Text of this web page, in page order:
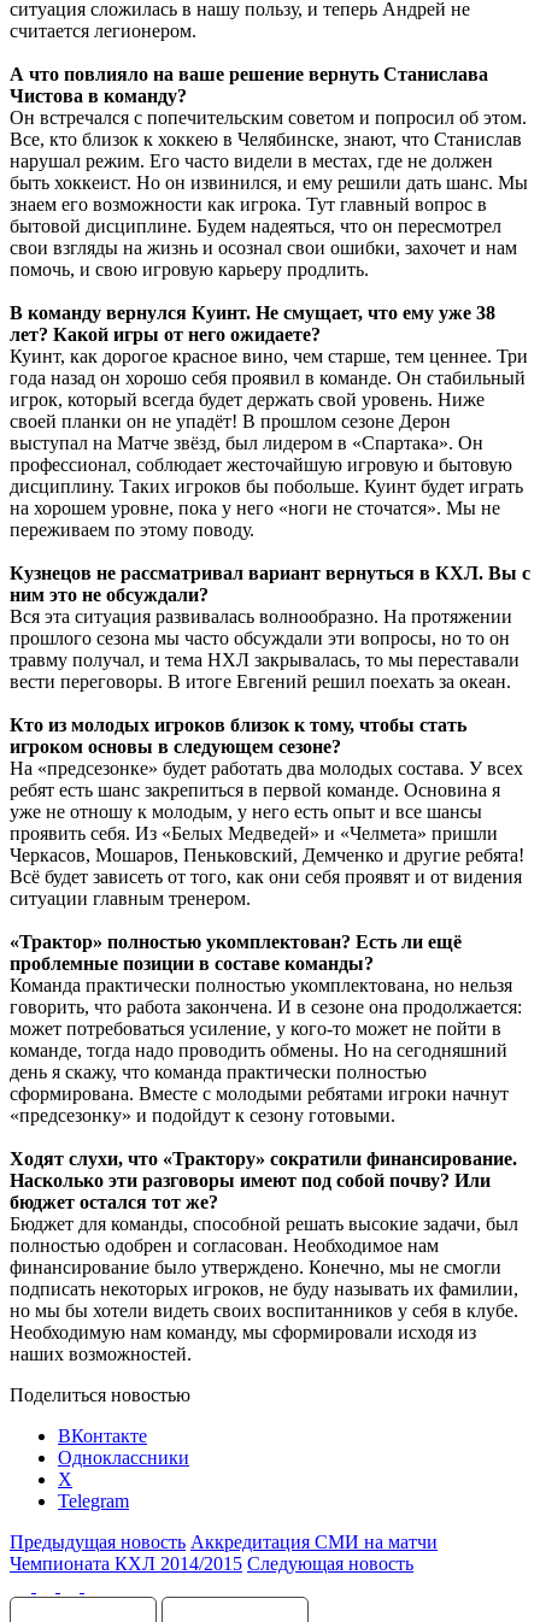
ситуация сложилась в нашу пользу, и теперь Андрей не
считается легионером.
А что повлияло на ваше решение вернуть Станислава
Чистова в команду?
Он встречался с попечительским советом и попросил об этом.
Все, кто близок к хоккею в Челябинске, знают, что Станислав
нарушал режим. Его часто видели в местах, где не должен
быть хоккеист. Но он извинился, и ему решили дать шанс. Мы
знаем его возможности как игрока. Тут главный вопрос в
бытовой дисциплине. Будем надеяться, что он пересмотрел
свои взгляды на жизнь и осознал свои ошибки, захочет и нам
помочь, и свою игровую карьеру продлить.
В команду вернулся Куинт. Не смущает, что ему уже 38
лет? Какой игры от него ожидаете?
Куинт, как дорогое красное вино, чем старше, тем ценнее. Три
года назад он хорошо себя проявил в команде. Он стабильный
игрок, который всегда будет держать свой уровень. Ниже
своей планки он не упадёт! В прошлом сезоне Дерон
выступал на Матче звёзд, был лидером в «Спартака». Он
профессионал, соблюдает жесточайшую игровую и бытовую
дисциплину. Таких игроков бы побольше. Куинт будет играть
на хорошем уровне, пока у него «ноги не сточатся». Мы не
переживаем по этому поводу.
Кузнецов не рассматривал вариант вернуться в КХЛ. Вы с
ним это не обсуждали?
Вся эта ситуация развивалась волнообразно. На протяжении
прошлого сезона мы часто обсуждали эти вопросы, но то он
травму получал, и тема НХЛ закрывалась, то мы переставали
вести переговоры. В итоге Евгений решил поехать за океан.
Кто из молодых игроков близок к тому, чтобы стать
игроком основы в следующем сезоне?
На «предсезонке» будет работать два молодых состава. У всех
ребят есть шанс закрепиться в первой команде. Основина я
уже не отношу к молодым, у него есть опыт и все шансы
проявить себя. Из «Белых Медведей» и «Челмета» пришли
Черкасов, Мошаров, Пеньковский, Демченко и другие ребята!
Всё будет зависеть от того, как они себя проявят и от видения
ситуации главным тренером.
«Трактор» полностью укомплектован? Есть ли ещё
проблемные позиции в составе команды?
Команда практически полностью укомплектована, но нельзя
говорить, что работа закончена. И в сезоне она продолжается:
может потребоваться усиление, у кого-то может не пойти в
команде, тогда надо проводить обмены. Но на сегодняшний
день я скажу, что команда практически полностью
сформирована. Вместе с молодыми ребятами игроки начнут
«предсезонку» и подойдут к сезону готовыми.
Ходят слухи, что «Трактору» сократили финансирование.
Насколько эти разговоры имеют под собой почву? Или
бюджет остался тот же?
Бюджет для команды, способной решать высокие задачи, был
полностью одобрен и согласован. Необходимое нам
финансирование было утверждено. Конечно, мы не смогли
подписать некоторых игроков, не буду называть их фамилии,
но мы бы хотели видеть своих воспитанников у себя в клубе.
Необходимую нам команду, мы сформировали исходя из
наших возможностей.
Поделиться новостью
ВКонтакте
Одноклассники
X
Telegram
Предыдущая новость Аккредитация СМИ на матчи
Чемпионата КХЛ 2014/2015 Следующая новость